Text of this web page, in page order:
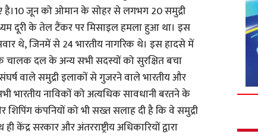
है।10 जून को ओमान के सोहर से लगभग 20 समुद्री
दूरी के तेल टैंकर पर मिसाइल हमला हुआ था। इस
थे, जिनमें से 24 भारतीय नागरिक थे। इस हादसे में
चालक दल के अन्य सभी सदस्यों को सुरक्षित बचा
वाले समुद्री इलाकों से गुजरने वाले भारतीय और
भारतीय नाविकों को अत्यधिक सावधानी बरतने के
शिपिंग कंपनियों को भी सख्त सलाह दी है कि वे समुद्री
सरकार और अंतरराष्ट्रीय अधिकारियों द्वारा